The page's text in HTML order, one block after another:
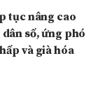
tục nâng cao
số, ứng phó
và già hóa